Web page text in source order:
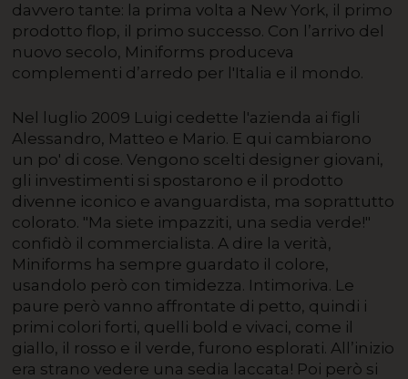
davvero tante: la prima volta a New York, il primo
prodotto flop, il primo successo. Con l’arrivo del
nuovo secolo, Miniforms produceva
complementi d’arredo per l'Italia e il mondo.
Nel luglio 2009 Luigi cedette l'azienda ai figli
Alessandro, Matteo e Mario. E qui cambiarono
un po' di cose. Vengono scelti designer giovani,
gli investimenti si spostarono e il prodotto
divenne iconico e avanguardista, ma soprattutto
colorato. "Ma siete impazziti, una sedia verde!"
confidò il commercialista. A dire la verità,
Miniforms ha sempre guardato il colore,
usandolo però con timidezza. Intimoriva. Le
paure però vanno affrontate di petto, quindi i
primi colori forti, quelli bold e vivaci, come il
giallo, il rosso e il verde, furono esplorati. All’inizio
era strano vedere una sedia laccata! Poi però si